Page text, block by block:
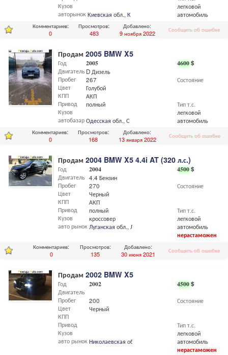
легковой
автомобиль
Кузов
авторынокКиевская обл.,Киев
Комментариев:
0
Просмотров:
483
Добавлено:
9 ноября 2022
Сообщить об ошибке
Продам 2005 BMW X5
4600$
Состояние
Тип т.с.
легковой
автомобиль
Год
Двигатель
Пробег
Цвет
КПП
Привод
Кузов
автобазар
2005
D Дизель
267
Голубой
АКП
полный
Одесская обл.,Одесса
Комментариев:
0
Просмотров:
168
Добавлено:
13 января 2022
Сообщить об ошибке
Продам 2004 BMW X5 4.4i AT (320 л.с.)
4500$
Состояние
Тип т.с.
легковой
автомобиль
нерастаможен
Год
Двигатель
Пробег
Цвет
КПП
Привод
Кузов
авто рынок
2004
4.4 Бензин
270
Черный
АКП
полный
кроссовер
Луганская обл.,Луганск
Комментариев:
0
Просмотров:
135
Добавлено:
30 июня 2021
Сообщить об ошибке
Продам 2002 BMW X5
4500$
Состояние
Тип т.с.
легковой
автомобиль
нерастаможен
Год
Двигатель
Пробег
Цвет
КПП
Привод
Кузов
авто рынок
2002
200
Черный
Николаевская обл., Новониколаевка